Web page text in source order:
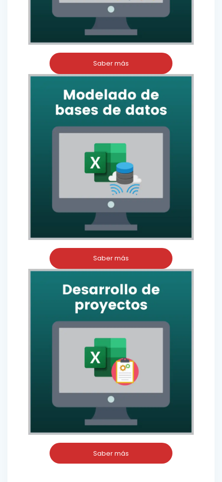
Saber más
Saber más
Saber más